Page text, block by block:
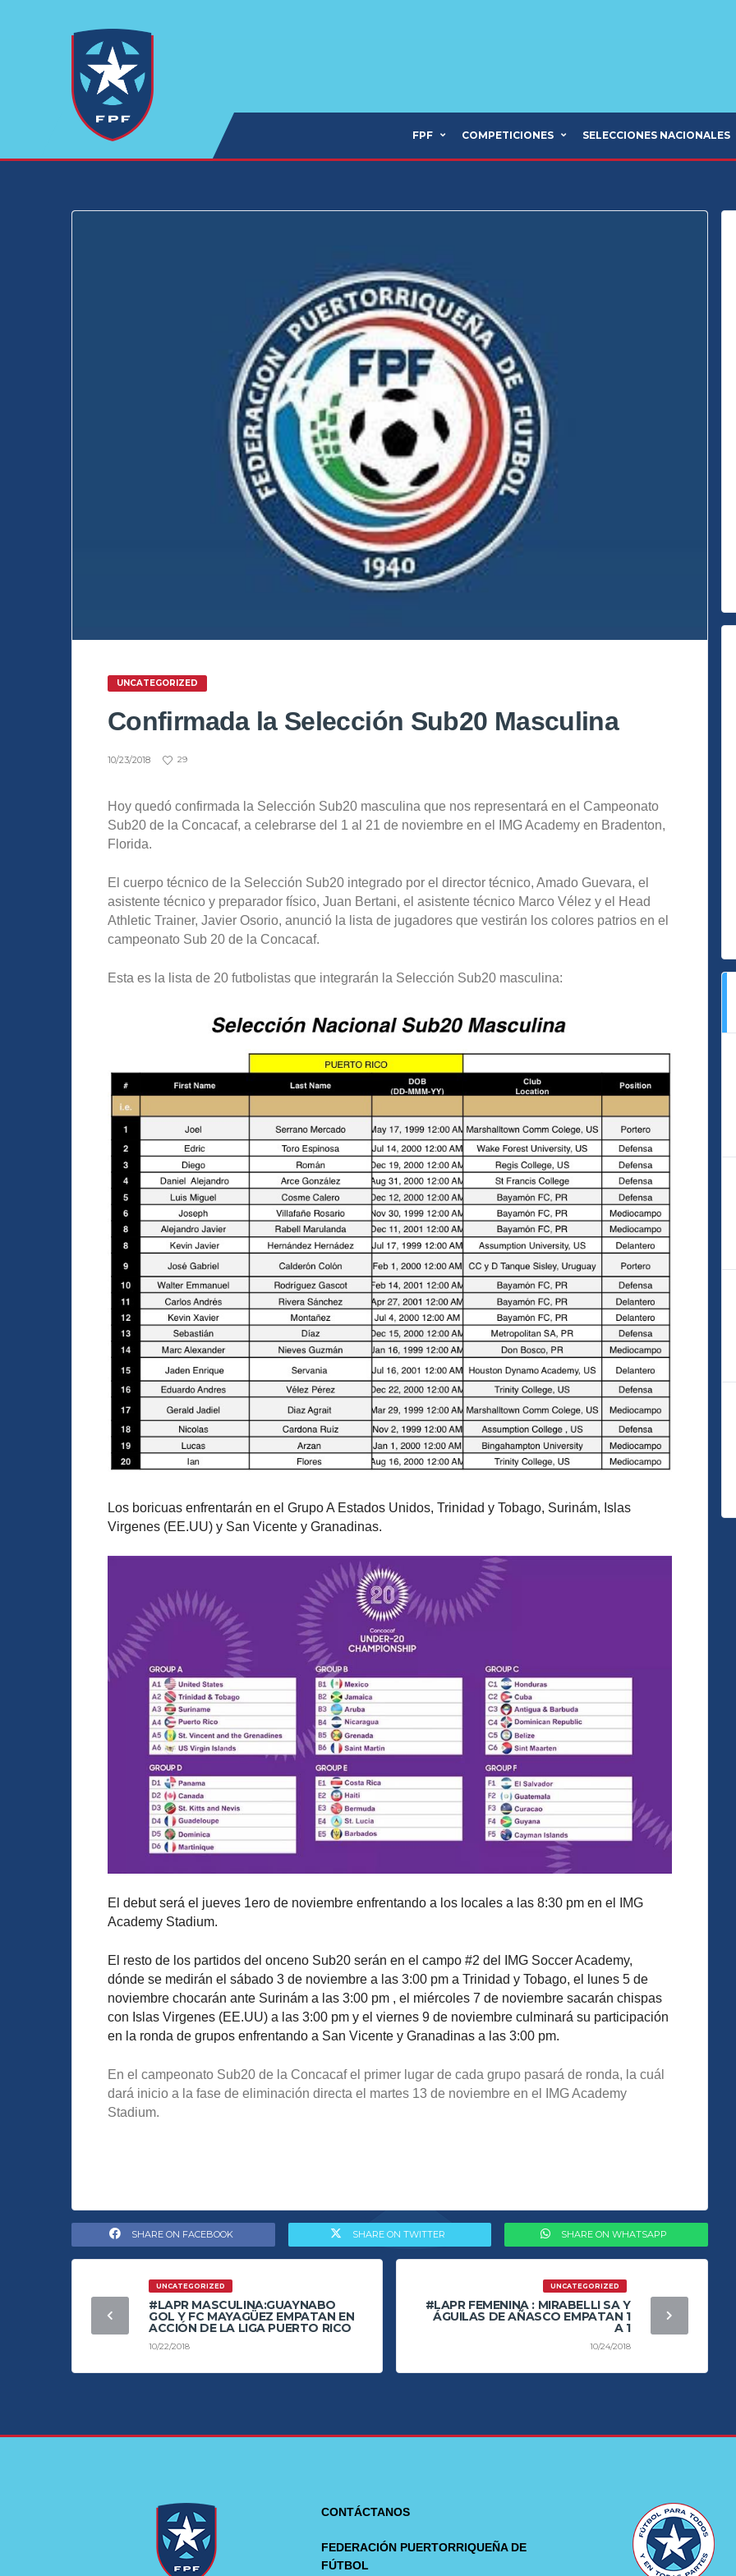
FPF COMPETICIONES SELECCIONES NACIONALES
UNCATEGORIZED
Confirmada la Selección Sub20 Masculina
10/23/2018 29
Hoy quedó confirmada la Selección Sub20 masculina que nos representará en el Campeonato
Sub20 de la Concacaf, a celebrarse del 1 al 21 de noviembre en el IMG Academy en Bradenton,
Florida.
El cuerpo técnico de la Selección Sub20 integrado por el director técnico, Amado Guevara, el
asistente técnico y preparador físico, Juan Bertani, el asistente técnico Marco Vélez y el Head
Athletic Trainer, Javier Osorio, anunció la lista de jugadores que vestirán los colores patrios en el
campeonato Sub 20 de la Concacaf.
Esta es la lista de 20 futbolistas que integrarán la Selección Sub20 masculina:
Los boricuas enfrentarán en el Grupo A Estados Unidos, Trinidad y Tobago, Surinám, Islas
Virgenes (EE.UU) y San Vicente y Granadinas.
El debut será el jueves 1ero de noviembre enfrentando a los locales a las 8:30 pm en el IMG
Academy Stadium.
El resto de los partidos del onceno Sub20 serán en el campo #2 del IMG Soccer Academy,
dónde se medirán el sábado 3 de noviembre a las 3:00 pm a Trinidad y Tobago, el lunes 5 de
noviembre chocarán ante Surinám a las 3:00 pm , el miércoles 7 de noviembre sacarán chispas
con Islas Virgenes (EE.UU) a las 3:00 pm y el viernes 9 de noviembre culminará su participación
en la ronda de grupos enfrentando a San Vicente y Granadinas a las 3:00 pm.
En el campeonato Sub20 de la Concacaf el primer lugar de cada grupo pasará de ronda, la cuál
dará inicio a la fase de eliminación directa el martes 13 de noviembre en el IMG Academy
Stadium.
SHARE ON FACEBOOK SHARE ON TWITTER SHARE ON WHATSAPP
UNCATEGORIZED
#LAPR MASCULINA:GUAYNABO
GOL Y FC MAYAGÜEZ EMPATAN EN
ACCIÓN DE LA LIGA PUERTO RICO
10/22/2018
UNCATEGORIZED
#LAPR FEMENINA : MIRABELLI SA Y
ÁGUILAS DE AÑASCO EMPATAN 1
A 1
10/24/2018
CONTÁCTANOS
FEDERACIÓN PUERTORRIQUEÑA DE
FÚTBOL